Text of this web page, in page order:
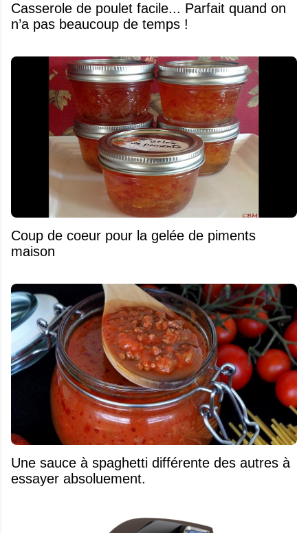
Casserole de poulet facile... Parfait quand on
n’a pas beaucoup de temps !
Coup de coeur pour la gelée de piments
maison
Une sauce à spaghetti différente des autres à
essayer absoluement.